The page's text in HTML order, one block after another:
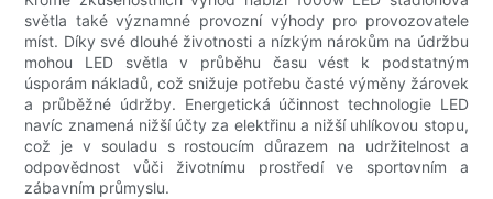
světla také významné provozní výhody pro provozovatele
míst. Díky své dlouhé životnosti a nízkým nárokům na údržbu
mohou LED světla v průběhu času vést k podstatným
úsporám nákladů, což snižuje potřebu časté výměny žárovek
a průběžné údržby. Energetická účinnost technologie LED
navíc znamená nižší účty za elektřinu a nižší uhlíkovou stopu,
což je v souladu s rostoucím důrazem na udržitelnost a
odpovědnost vůči životnímu prostředí ve sportovním a
zábavním průmyslu.